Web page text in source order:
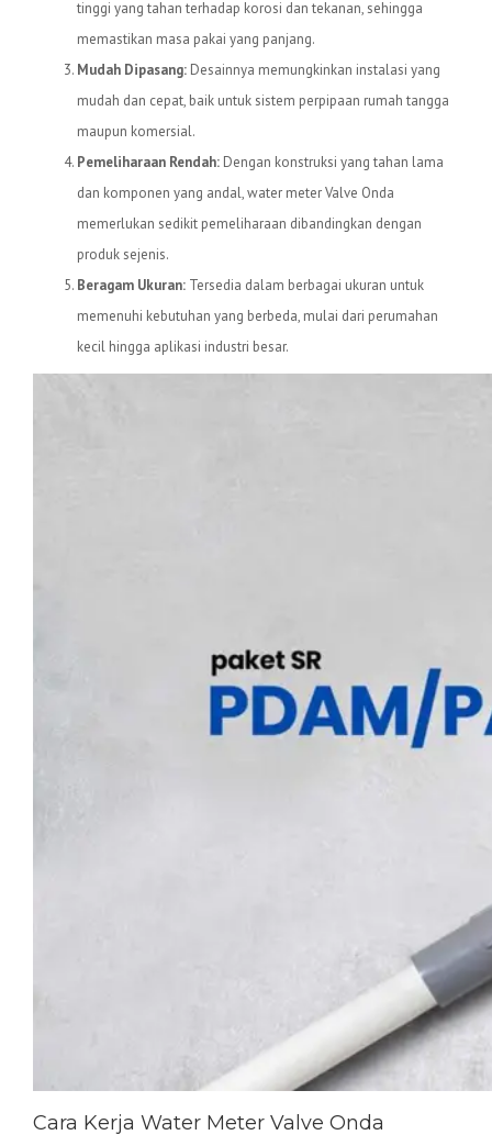
tinggi yang tahan terhadap korosi dan tekanan, sehingga
memastikan masa pakai yang panjang.
Mudah Dipasang: Desainnya memungkinkan instalasi yang
mudah dan cepat, baik untuk sistem perpipaan rumah tangga
maupun komersial.
Pemeliharaan Rendah: Dengan konstruksi yang tahan lama
dan komponen yang andal, water meter Valve Onda
memerlukan sedikit pemeliharaan dibandingkan dengan
produk sejenis.
Beragam Ukuran: Tersedia dalam berbagai ukuran untuk
memenuhi kebutuhan yang berbeda, mulai dari perumahan
kecil hingga aplikasi industri besar.
Cara Kerja Water Meter Valve Onda